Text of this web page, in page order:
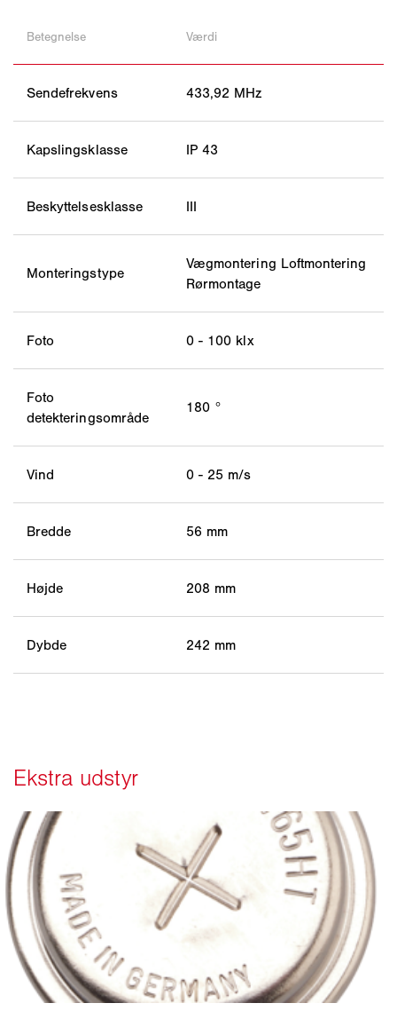
Betegnelse Værdi
Sendefrekvens 433,92 MHz
Kapslingsklasse IP 43
Beskyttelsesklasse III
Monteringstype
Vægmontering Loftmontering
Rørmontage
Foto 0 - 100 klx
Foto
detekteringsområde
180 °
Vind 0 - 25 m/s
Bredde 56 mm
Højde 208 mm
Dybde 242 mm